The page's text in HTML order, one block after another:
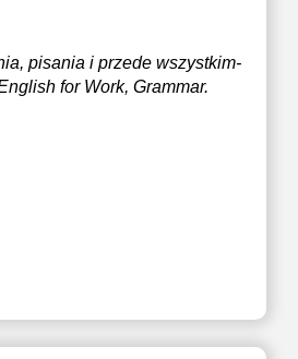
pisania i przede wszystkim-
for Work, Grammar.